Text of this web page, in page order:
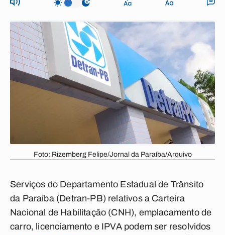
Foto: Rizemberg Felipe/Jornal da Paraíba/Arquivo
Serviços do Departamento Estadual de Trânsito
da Paraíba (Detran-PB) relativos a Carteira
Nacional de Habilitação (CNH), emplacamento de
carro, licenciamento e IPVA podem ser resolvidos